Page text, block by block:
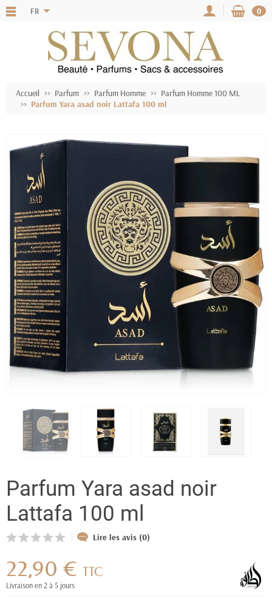
FR 0
Accueil Parfum Parfum Homme
Parfum Homme 100 ML
Parfum Yara asad noir Lattafa 100 ml
Parfum Yara asad noir
Lattafa 100 ml
Lire les avis (0)
22,90 € TTC
Livraison en 2 à 5 jours